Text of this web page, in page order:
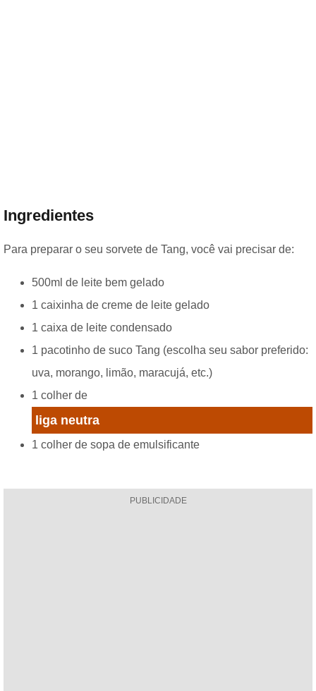
Ingredientes
Para preparar o seu sorvete de Tang, você vai precisar de:
500ml de leite bem gelado
1 caixinha de creme de leite gelado
1 caixa de leite condensado
1 pacotinho de suco Tang (escolha seu sabor preferido:
uva, morango, limão, maracujá, etc.)
1 colher de
liga neutra
1 colher de sopa de emulsificante
PUBLICIDADE